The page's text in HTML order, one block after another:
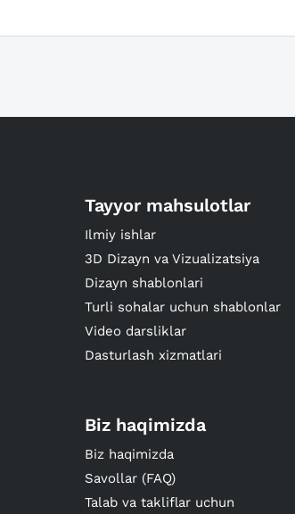
Tayyor mahsulotlar
Ilmiy ishlar
3D Dizayn va Vizualizatsiya
Dizayn shablonlari
Turli sohalar uchun shablonlar
Video darsliklar
Dasturlash xizmatlari
Biz haqimizda
Biz haqimizda
Savollar (FAQ)
Talab va takliflar uchun